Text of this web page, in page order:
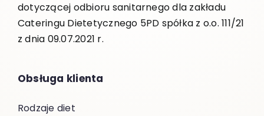
dotyczącej odbioru sanitarnego dla zakładu
Cateringu Dietetycznego 5PD spółka z o.o. 111/21
z dnia 09.07.2021 r.
Obsługa klienta
Rodzaje diet